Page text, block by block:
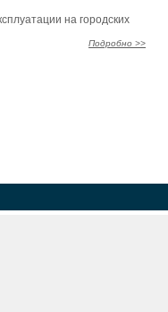
на городских
Подробно >>